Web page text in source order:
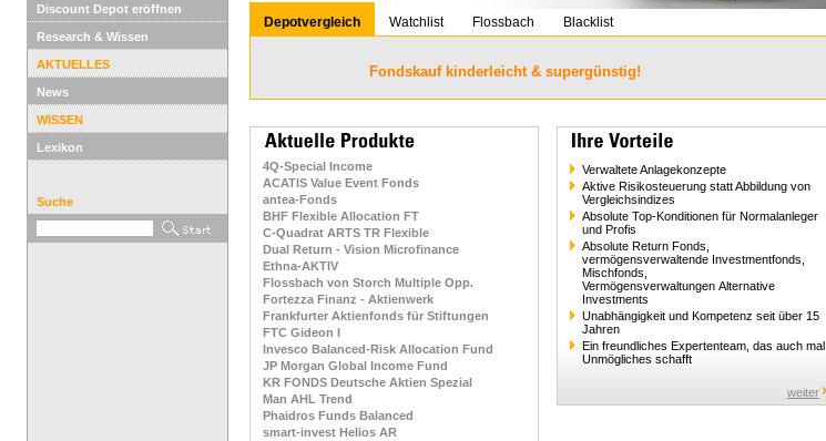
Discount Depot eröffnen
Research & Wissen
AKTUELLES
News
WISSEN
Lexikon
Suche
Depotvergleich Watchlist Flossbach Blacklist
Fondskauf kinderleicht & supergünstig!
4Q-Special Income
ACATIS Value Event Fonds
antea-Fonds
BHF Flexible Allocation FT
C-Quadrat ARTS TR Flexible
Dual Return - Vision Microfinance
Ethna-AKTIV
Flossbach von Storch Multiple Opp.
Fortezza Finanz - Aktienwerk
Frankfurter Aktienfonds für Stiftungen
FTC Gideon I
Invesco Balanced-Risk Allocation Fund
JP Morgan Global Income Fund
KR FONDS Deutsche Aktien Spezial
Man AHL Trend
Phaidros Funds Balanced
smart-invest Helios AR
Verwaltete Anlagekonzepte
Aktive Risikosteuerung statt Abbildung von
Vergleichsindizes
Absolute Top-Konditionen für Normalanleger
und Profis
Absolute Return Fonds,
vermögensverwaltende Investmentfonds,
Mischfonds,
Vermögensverwaltungen Alternative
Investments
Unabhängigkeit und Kompetenz seit über 15
Jahren
Ein freundliches Expertenteam, das auch mal
Unmögliches schafft
weiter